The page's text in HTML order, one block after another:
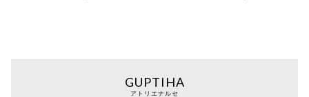
GUPTIHA
アトリエナルセ